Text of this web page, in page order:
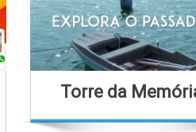
Torre da